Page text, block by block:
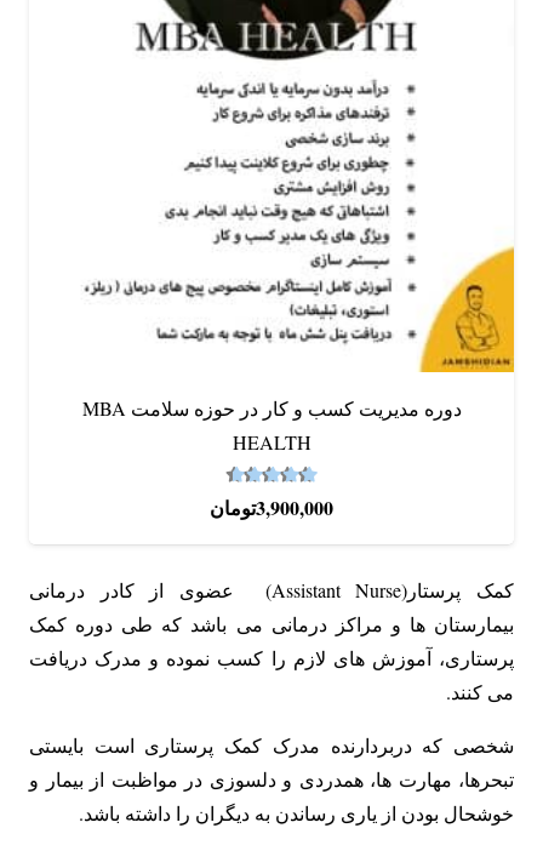
دوره مدیریت کسب و کار در حوزه سلامت MBA
HEALTH
از 5 3,900,000تومان
کمک پرستار(Assistant Nurse) عضوی از کادر درمانی
بیمارستان ها و مراکز درمانی می باشد که طی دوره‌ کمک
پرستاری، آموزش های لازم را کسب نموده و مدرک دریافت
می کنند.
شخصی که دربردارنده مدرک کمک پرستاری است بایستی
تبحرها، مهارت ها، همدردی و دلسوزی در مواظبت از بیمار و
خوشحال بودن از یاری رساندن به دیگران را داشته باشد.